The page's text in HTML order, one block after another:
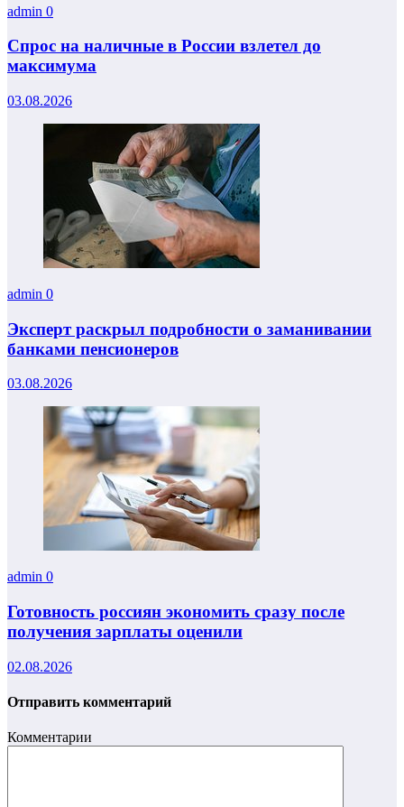
admin 0
Спрос на наличные в России взлетел до
максимума
03.08.2026
admin 0
Эксперт раскрыл подробности о заманивании
банками пенсионеров
03.08.2026
admin 0
Готовность россиян экономить сразу после
получения зарплаты оценили
02.08.2026
Отправить комментарий
Комментарии